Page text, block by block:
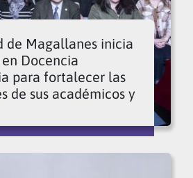
de Magallanes inicia
Docencia
para fortalecer las
de sus académicos y